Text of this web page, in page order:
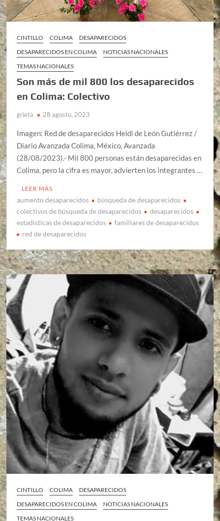
CINTILLO COLIMA
DESAPARECIDOS
DESAPARECIDOS EN COLIMA
NOTICIAS NACIONALES
TEMAS NACIONALES
Son más de mil 800 los desaparecidos
en Colima: Colectivo
grieta 28 agosto, 2023
Imagen: Red de desaparecidos Heidi de León Gutiérrez /
Diario Avanzada Colima, México, Avanzada
(28/08/2023).- Mil 800 personas están desaparecidas en
Colima, pero la cifra es mayor, advierten los integrantes …
LEER MÁS
aumento desaparecidos
búsqueda de desaparecidos
colectivos de búsqueda de desaparecidos
desaparecidos
estadísticas de desaparecidos
familiares de desaparecidos
red de desaparecidos
CINTILLO COLIMA
DESAPARECIDOS
DESAPARECIDOS EN COLIMA
NOTICIAS NACIONALES
TEMAS NACIONALES